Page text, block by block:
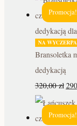
Promocja!
NA
Bransoletka
dedykacją
320,00zł
Promocja!